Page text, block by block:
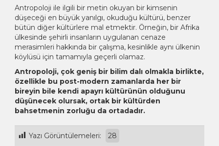
Antropoloji ile ilgili bir metin okuyan bir kimsenin
düşeceği en büyük yanılgı, okuduğu kültürü, benzer
bütün diğer kültürlere mal etmektir. Örneğin, bir Afrika
ülkesinde şehirli insanların uygulanan cenaze
merasimleri hakkında bir çalışma, kesinlikle aynı ülkenin
köylüsü için tamamıyla geçerli olamaz.
Antropoloji, çok geniş bir bilim dalı olmakla birlikte,
özellikle bu post-modern zamanlarda her bir
bireyin bile kendi apayrı kültürünün olduğunu
düşünecek olursak, ortak bir kültürden
bahsetmenin zorluğu da ortadadır.
Yazı Görüntülemeleri: 28